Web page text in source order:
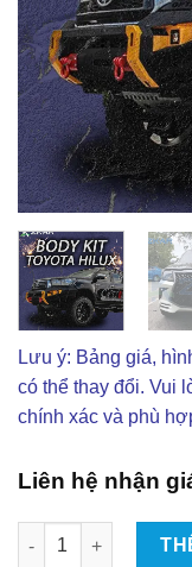
Lưu ý: Bảng giá,
có thể thay đổi. Vui
chính xác và phù
Liên hệ nhận
Độ Body Kit Xe